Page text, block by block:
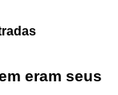
eram seus